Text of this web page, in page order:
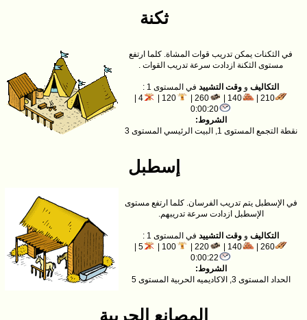
ثكنة
في الثكنات يمكن تدريب قوات المشاة. كلما ارتفع
مستوى الثكنة ازدادت سرعة تدريب القوات .
التكاليف و وقت التشييد في المستوى 1 :
210 |
140 |
260 |
120 |
4 |
0:00:20
الشروط:
نقطة التجمع المستوى 1, البيت الرئيسي المستوى 3
إسطبل
في الإسطبل يتم تدريب الفرسان. كلما ارتفع مستوى
الإسطبل ازدادت سرعة تدريبهم.
التكاليف و وقت التشييد في المستوى 1 :
260 |
140 |
220 |
100 |
5 |
0:00:22
الشروط:
الحداد المستوى 3, الاكاديميه الحربية المستوى 5
المصانع الحربية